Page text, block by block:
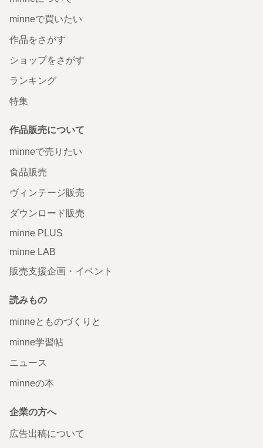
minneで買いたい
作品をさがす
ショップをさがす
ランキング
特集
作品販売について
minneで売りたい
食品販売
ヴィンテージ販売
ダウンロード販売
minne PLUS
minne LAB
販売支援企画・イベント
読みもの
minneとものづくりと
minne学習帖
ニュース
minneの本
企業の方へ
広告出稿について